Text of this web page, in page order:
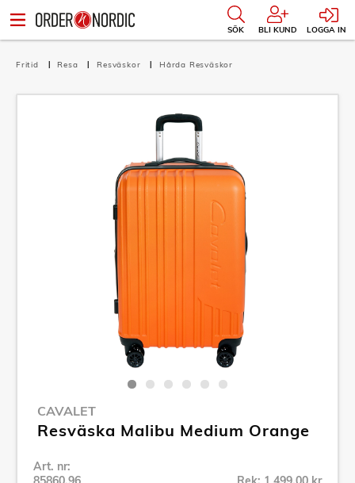
SÖK BLI KUND LOGGA IN
Fritid Resa Resväskor Hårda Resväskor
CAVALET
Resväska Malibu Medium Orange
Art. nr: